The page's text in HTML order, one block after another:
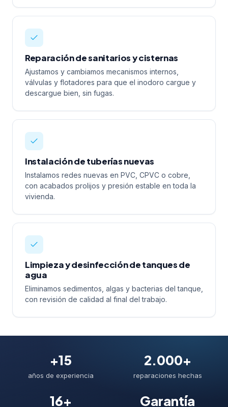
Reparación de sanitarios y cisternas
Ajustamos y cambiamos mecanismos internos,
válvulas y flotadores para que el inodoro cargue y
descargue bien, sin fugas.
Instalación de tuberías nuevas
Instalamos redes nuevas en PVC, CPVC o cobre,
con acabados prolijos y presión estable en toda la
vivienda.
Limpieza y desinfección de tanques de
agua
Eliminamos sedimentos, algas y bacterias del tanque,
con revisión de calidad al final del trabajo.
+15
años de experiencia
2.000+
reparaciones hechas
16+ Garantía